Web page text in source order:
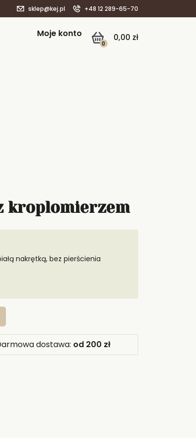
sklep@kej.pl +48 12 289-65-70
Moje konto
0
0,00 zł
kroplomierzem
nakrętką, bez pierścienia
dostawa: od 200 zł